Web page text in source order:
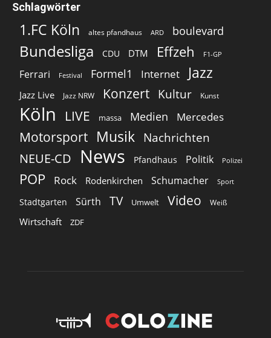
Schlagwörter
1.FC Köln altes pfandhaus ARD boulevard
Bundesliga CDU DTM Effzeh F1-GP
Ferrari Festival Formel1 Internet Jazz
Jazz Live Jazz NRW Konzert Kultur Kunst
Köln LIVE massa Medien Mercedes
Motorsport Musik Nachrichten
NEUE-CD
News Pfandhaus Politik Polizei
POP Rock Rodenkirchen Schumacher Sport
Stadtgarten Sürth TV Umwelt Video Weiß
Wirtschaft ZDF